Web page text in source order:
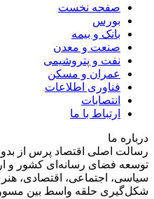
صفحه نخست
بورس
بانک و بیمه
صنعت و معدن
نفت و پتروشیمی
عمران و مسکن
فناوری اطلاعات
انتصابات
ارتباط با ما
درباره ما
رسالت اصلی اقتصاد پرس از
توسعه فضای رسانه‌ای کشور و
سیاسی، اجتماعی، اقتصادی،
شکل‌گیری حلقه واسط بین